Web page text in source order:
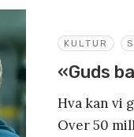
KULTUR
«Guds
Hva kan vi
Over 50